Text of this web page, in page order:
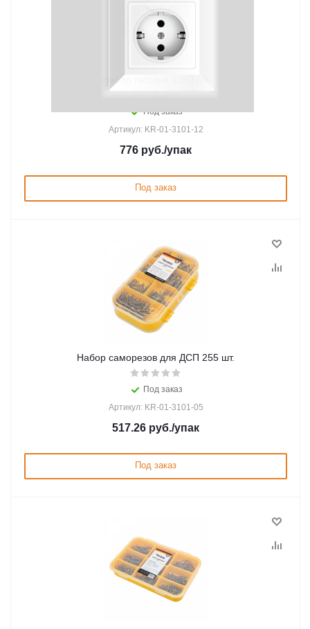
Набор гвоздей 1260 шт.
Под заказ
Артикул: KR-01-3101-12
776 руб./упак
Под заказ
Набор саморезов для ДСП 255 шт.
Под заказ
Артикул: KR-01-3101-05
517.26 руб./упак
Под заказ